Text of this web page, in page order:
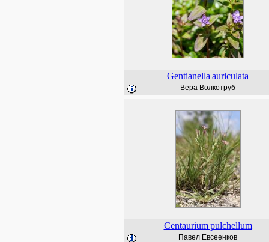
Gentianella auriculata
Вера Волкотруб
Centaurium pulchellum
Павел Евсеенков